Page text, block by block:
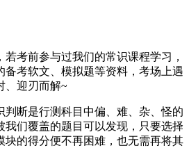
考前参与过我们的常识课程学习，
备考软文、模拟题等资料，考场上遇
、迎刃而解~
判断是行测科目中偏、难、杂、怪的
我们覆盖的题目可以发现，只要选择
块的得分便不再困难，也无需再将其